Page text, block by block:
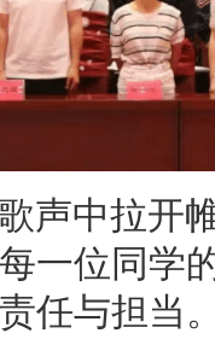
声中拉开
一位同学
任与担当